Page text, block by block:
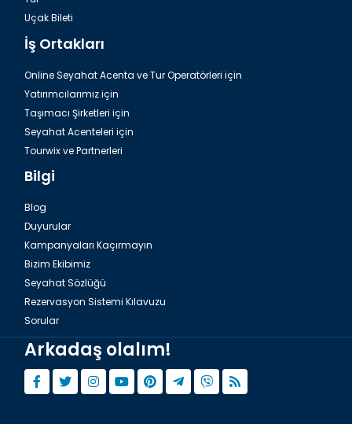
Uçak Bileti
İş Ortakları
Online Seyahat Acenta ve Tur Operatörleri için
Yatırımcılarımız için
Taşımacı Şirketleri için
Seyahat Acenteleri için
Tourwix ve Partnerleri
Bilgi
Blog
Duyurular
Kampanyaları Kaçırmayın
Bizim Ekibimiz
Seyahat Sözlüğü
Rezervasyon Sistemi Kılavuzu
Sorular
Arkadaş olalım!